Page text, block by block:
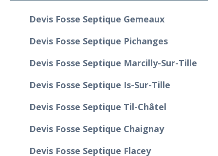
Devis Fosse Septique Gemeaux
Devis Fosse Septique Pichanges
Devis Fosse Septique Marcilly-Sur-Tille
Devis Fosse Septique Is-Sur-Tille
Devis Fosse Septique Til-Châtel
Devis Fosse Septique Chaignay
Devis Fosse Septique Flacey